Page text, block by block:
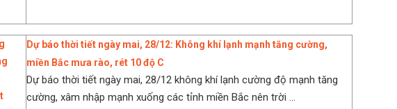
Dự báo thời tiết ngày mai, 28/12: Không khí lạnh mạnh tăng cường,
miền Bắc mưa rào, rét 10 độ C
Dự báo thời tiết ngày mai, 28/12 không khí lạnh cường độ mạnh tăng
cường, xâm nhập mạnh xuống các tỉnh miền Bắc nên trời ...